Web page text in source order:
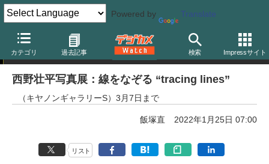
Powered by Translate
カテゴリ 過去記事 検索 Impressサイト
写真展告知
西野壮平写真展：線をなぞる “tracing lines”
（キヤノンギャラリーS）3月7日まで
飯塚直 2022年1月25日 07:00
リスト